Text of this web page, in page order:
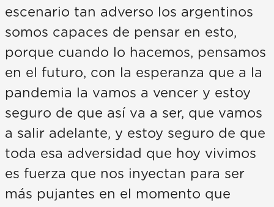
escenario tan adverso los argentinos
somos capaces de pensar en esto,
porque cuando lo hacemos, pensamos
en el futuro, con la esperanza que a la
pandemia la vamos a vencer y estoy
seguro de que así va a ser, que vamos
a salir adelante, y estoy seguro de que
toda esa adversidad que hoy vivimos
es fuerza que nos inyectan para ser
más pujantes en el momento que